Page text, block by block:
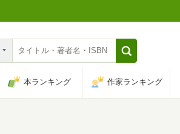
本ランキング 作家ランキング